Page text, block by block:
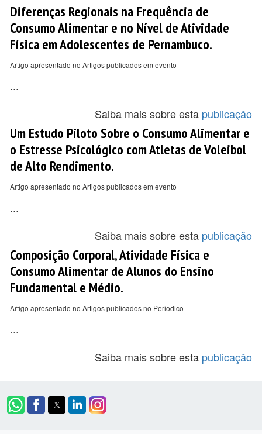
Diferenças Regionais na Frequência de
Consumo Alimentar e no Nível de Atividade
Física em Adolescentes de Pernambuco.
Artigo apresentado no Artigos publicados em evento
...
Saiba mais sobre esta publicação
Um Estudo Piloto Sobre o Consumo Alimentar e
o Estresse Psicológico com Atletas de Voleibol
de Alto Rendimento.
Artigo apresentado no Artigos publicados em evento
...
Saiba mais sobre esta publicação
Composição Corporal, Atividade Física e
Consumo Alimentar de Alunos do Ensino
Fundamental e Médio.
Artigo apresentado no Artigos publicados no Periodico
...
Saiba mais sobre esta publicação